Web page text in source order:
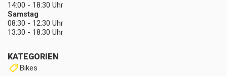
KATEGORIEN
Bikes
14:00 - 18:30 Uhr
Samstag
08:30 - 12:30 Uhr
13:30 - 18:30 Uhr